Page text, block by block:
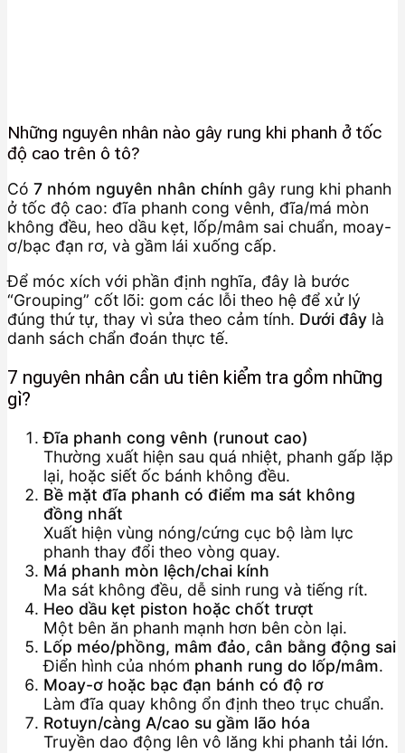
Những nguyên nhân nào gây rung khi phanh ở tốc
độ cao trên ô tô?
Có 7 nhóm nguyên nhân chính gây rung khi phanh
ở tốc độ cao: đĩa phanh cong vênh, đĩa/má mòn
không đều, heo dầu kẹt, lốp/mâm sai chuẩn, moay-
ơ/bạc đạn rơ, và gầm lái xuống cấp.
Để móc xích với phần định nghĩa, đây là bước
“Grouping” cốt lõi: gom các lỗi theo hệ để xử lý
đúng thứ tự, thay vì sửa theo cảm tính. Dưới đây là
danh sách chẩn đoán thực tế.
7 nguyên nhân cần ưu tiên kiểm tra gồm những
gì?
Đĩa phanh cong vênh (runout cao)
Thường xuất hiện sau quá nhiệt, phanh gấp lặp
lại, hoặc siết ốc bánh không đều.
Bề mặt đĩa phanh có điểm ma sát không
đồng nhất
Xuất hiện vùng nóng/cứng cục bộ làm lực
phanh thay đổi theo vòng quay.
Má phanh mòn lệch/chai kính
Ma sát không đều, dễ sinh rung và tiếng rít.
Heo dầu kẹt piston hoặc chốt trượt
Một bên ăn phanh mạnh hơn bên còn lại.
Lốp méo/phồng, mâm đảo, cân bằng động sai
Điển hình của nhóm phanh rung do lốp/mâm.
Moay-ơ hoặc bạc đạn bánh có độ rơ
Làm đĩa quay không ổn định theo trục chuẩn.
Rotuyn/càng A/cao su gầm lão hóa
Truyền dao động lên vô lăng khi phanh tải lớn.